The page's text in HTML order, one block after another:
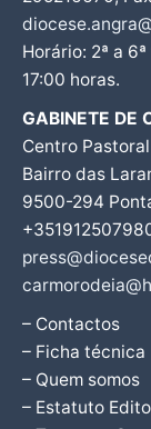
Horário: 2ª a
17:00 horas.
GABINETE DE
Centro Pastoral
Bairro das
9500-294
– Contactos
– Ficha técnica
– Quem somos
– Estatuto